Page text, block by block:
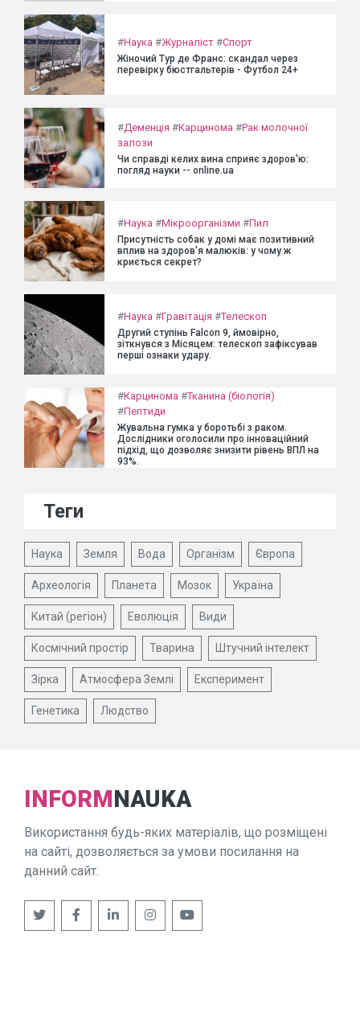
#Наука #Журналіст #Спорт
Жіночий Тур де Франс: скандал через
перевірку бюстгальтерів - Футбол 24+
#Деменція #Карцинома #Рак молочної
залози
Чи справді келих вина сприяє здоров'ю:
погляд науки -- online.ua
#Наука #Мікроорганізми #Пил
Присутність собак у домі має позитивний
вплив на здоров'я малюків: у чому ж
криється секрет?
#Наука #Гравітація #Телескоп
Другий ступінь Falcon 9, ймовірно,
зіткнувся з Місяцем: телескоп зафіксував
перші ознаки удару.
#Карцинома #Тканина (біологія)
#Пептиди
Жувальна гумка у боротьбі з раком.
Дослідники оголосили про інноваційний
підхід, що дозволяє знизити рівень ВПЛ на
93%.
Теги
Наука Земля Вода Організм Європа
Археологія Планета Мозок Україна
Китай (регіон) Еволюція Види
Космічний простір Тварина Штучний інтелект
Зірка Атмосфера Землі Експеримент
Генетика Людство
INFORMNAUKA
Використання будь-яких матеріалів, що розміщені
на сайті, дозволяється за умови посилання на
данний сайт.